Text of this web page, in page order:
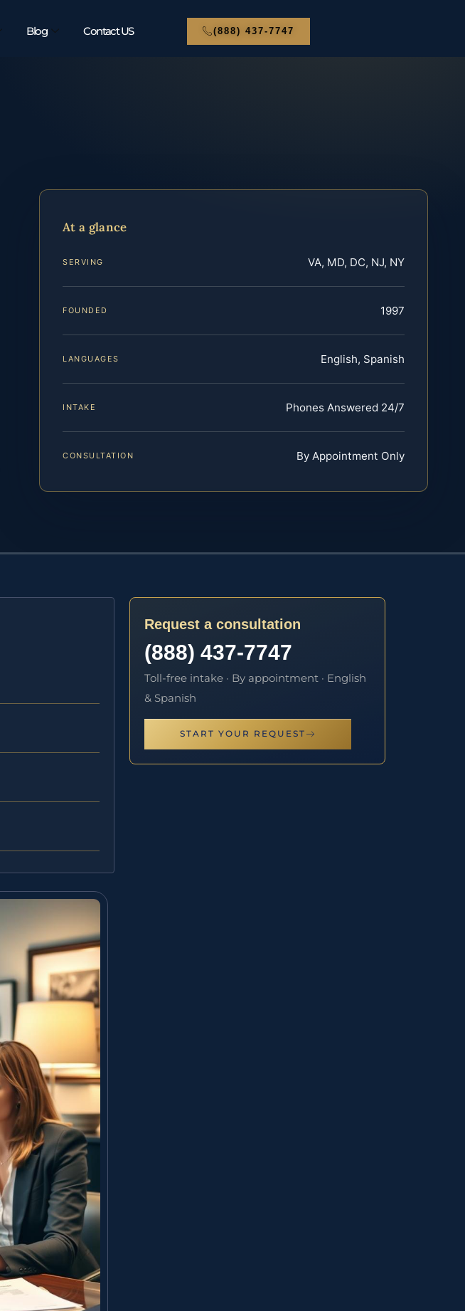
Blog Contact US (888) 437-7747
At a glance
SERVING VA, MD, DC, NJ, NY
FOUNDED 1997
LANGUAGES English, Spanish
INTAKE Phones Answered 24/7
CONSULTATION By Appointment Only
Request a consultation
(888) 437-7747
Toll-free intake · By appointment · English
& Spanish
START YOUR REQUEST